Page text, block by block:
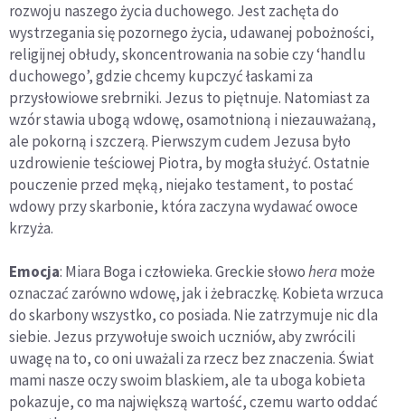
rozwoju naszego życia duchowego. Jest zachęta do
wystrzegania się pozornego życia, udawanej pobożności,
religijnej obłudy, skoncentrowania na sobie czy ‘handlu
duchowego’, gdzie chcemy kupczyć łaskami za
przysłowiowe srebrniki. Jezus to piętnuje. Natomiast za
wzór stawia ubogą wdowę, osamotnioną i niezauważaną,
ale pokorną i szczerą. Pierwszym cudem Jezusa było
uzdrowienie teściowej Piotra, by mogła służyć. Ostatnie
pouczenie przed męką, niejako testament, to postać
wdowy przy skarbonie, która zaczyna wydawać owoce
krzyża.
Emocja: Miara Boga i człowieka. Greckie słowoheramoże
oznaczać zarówno wdowę, jak i żebraczkę. Kobieta wrzuca
do skarbony wszystko, co posiada. Nie zatrzymuje nic dla
siebie. Jezus przywołuje swoich uczniów, aby zwrócili
uwagę na to, co oni uważali za rzecz bez znaczenia. Świat
mami nasze oczy swoim blaskiem, ale ta uboga kobieta
pokazuje, co ma największą wartość, czemu warto oddać